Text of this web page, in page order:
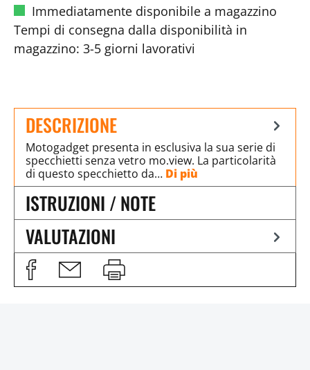
Immediatamente disponibile a magazzino
Tempi di consegna dalla disponibilità in
magazzino: 3-5 giorni lavorativi
DESCRIZIONE
Motogadget presenta in esclusiva la sua serie di
specchietti senza vetro mo.view. La particolarità
di questo specchietto da… Di più
ISTRUZIONI / NOTE
VALUTAZIONI